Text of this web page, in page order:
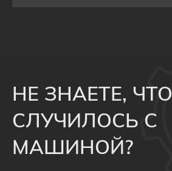
НЕ ЗНАЕТЕ, ЧТО
СЛУЧИЛОСЬ С
МАШИНОЙ?